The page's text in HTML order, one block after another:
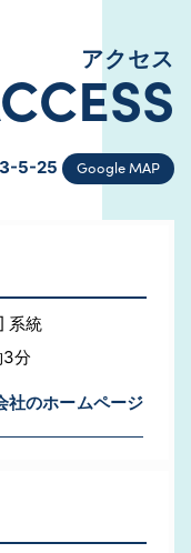
アクセス
5-25 Google MAP
系統
3分
社のホームページ